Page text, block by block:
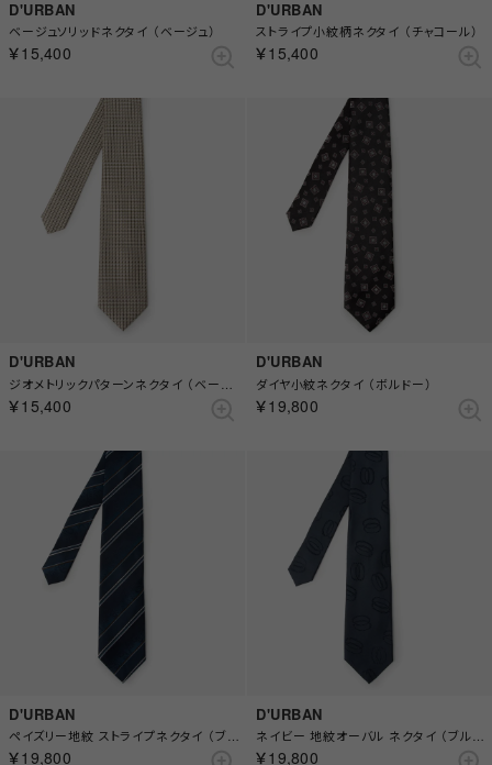
D'URBAN
ベージュソリッドネクタイ （ベージュ）
￥15,400
D'URBAN
ストライプ小紋柄ネクタイ （チャコール）
￥15,400
D'URBAN
￥15,400
D'URBAN
ダイヤ小紋ネクタイ （ボルドー）
￥19,800
D'URBAN
ペイズリー地紋 ストライプネクタイ （ブルー）
￥19,800
D'URBAN
ネイビー 地紋オーバル ネクタイ （ブルー）
￥19,800